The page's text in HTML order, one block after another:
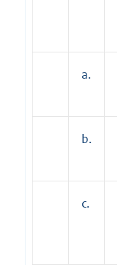
a.
b.
c.